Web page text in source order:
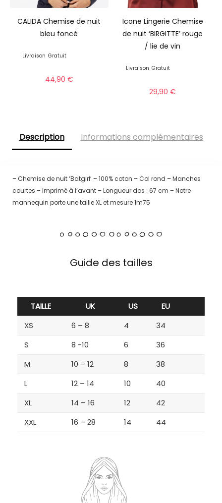
CALIDA Chemise de nuit
bleu foncé
Livraison Gratuit
44,90 €
Icone Lingerie Chemise
de nuit ‘BIRGITTE’ rouge
/ lie de vin
Livraison Gratuit
29,90€
Description Informations complémentaires
– Chemise de nuit ‘Batgirl’ – 100% coton – Col rond – Manches
courtes – Imprimé à l’avant – Longueur dos : 67 cm – Notre
mannequin porte une taille XL et mesure 1m75
Guide des tailles
TAILLE UK US
EU
XS
6 – 8 4
34
S
8 -10 6
36
M
10 – 12 8
38
L
12 – 14 10
40
XL
14 – 16 12
42
XXL
16 – 28 14 44